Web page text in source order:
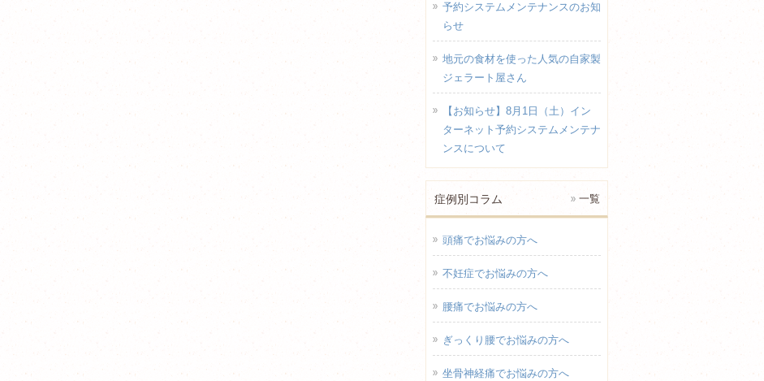
予約システムメンテナンスのお知
らせ
地元の食材を使った人気の自家製
ジェラート屋さん
【お知らせ】8月1日（土）イン
ターネット予約システムメンテナ
ンスについて
症例別コラム 一覧
頭痛でお悩みの方へ
不妊症でお悩みの方へ
腰痛でお悩みの方へ
ぎっくり腰でお悩みの方へ
坐骨神経痛でお悩みの方へ